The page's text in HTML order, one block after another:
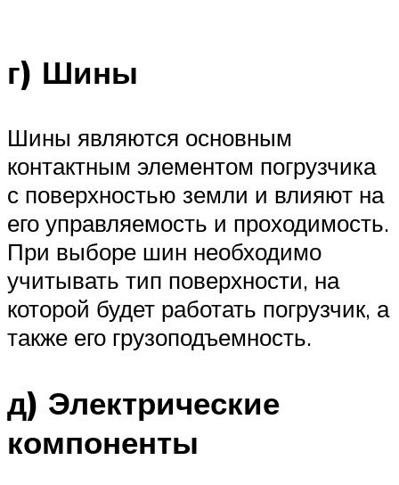
г) Шины
Шины являются основным
контактным элементом погрузчика
с поверхностью земли и влияют на
его управляемость и проходимость.
При выборе шин необходимо
учитывать тип поверхности, на
которой будет работать погрузчик, а
также его грузоподъемность.
д) Электрические
компоненты